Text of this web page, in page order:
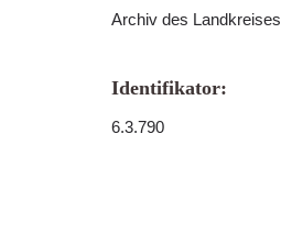
Archiv des
Identifikator:
6.3.790